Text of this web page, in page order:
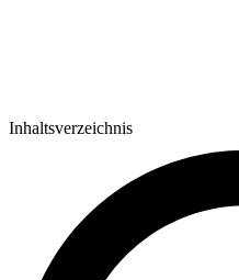
Inhaltsverzeichnis